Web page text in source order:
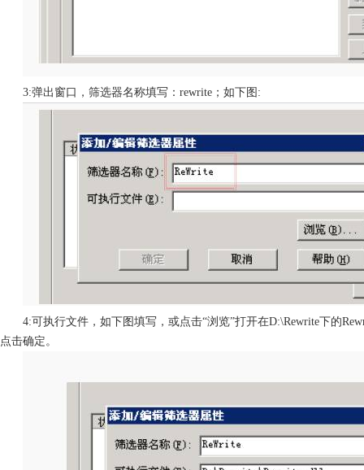
3:弹出窗口，筛选器名称填写：rewrite；如下图:
4:可执行文件，如下图填写，或点击“浏览”打开在D:\Rewrite下的
点击确定。